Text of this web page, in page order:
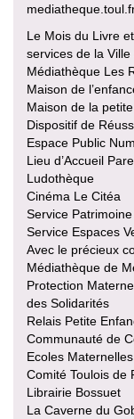
Le Mois du Livre
services de la Ville
Médiathèque Les
Maison de
Maison de la
Dispositif de
Espace Public
Lieu d’Accueil
Ludothèque
Cinéma Le Citéa
Service Patrimoine
Service Espaces
Avec le précieux
Médiathèque de
Protection
des Solidarités
Relais Petite
Communauté de
Ecoles
Comité Toulois de
Librairie Bossuet
La Caverne du